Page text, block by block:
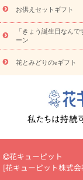
種類
バラ ユリ
お祝い・3000円～
祝い・7000円～
え・お悔やみ・
え・お悔やみ・7000
いのマナー
定年
花キュー
彩心理学」で選ぶ
報
転職祝いのマ
ール
新築引っ越し
場上司や先輩へ贈
お供えセットギフト
「きょう誕生日なん
ーン
花とみどりのeギフト
花キューピット
[花キューピット株式会